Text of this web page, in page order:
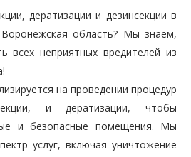
дератизации и дезинсекции в
область? Мы знаем,
всех неприятных вредителей из
на проведении процедур
и дератизации, чтобы
и безопасные помещения. Мы
услуг, включая уничтожение